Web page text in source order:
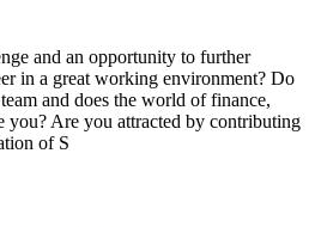
and an opportunity to further
in a great working environment? Do
and does the world of finance,
you? Are you attracted by contributing
of S